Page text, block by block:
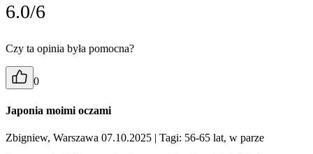
6.0/6
Czy ta opinia była pomocna?
0
Japonia moimi oczami
Zbigniew, Warszawa 07.10.2025 | Tagi: 56-65 lat, w parze